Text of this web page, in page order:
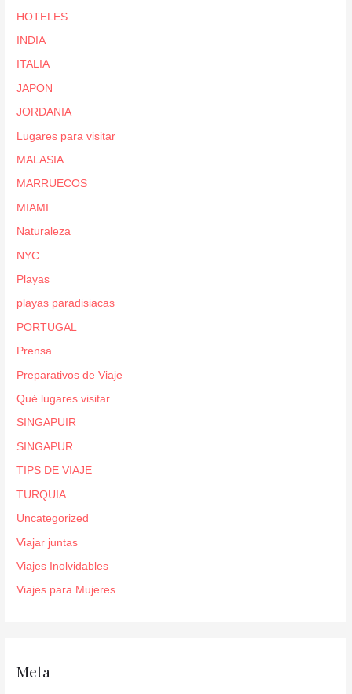
HOTELES
INDIA
ITALIA
JAPON
JORDANIA
Lugares para visitar
MALASIA
MARRUECOS
MIAMI
Naturaleza
NYC
Playas
playas paradisiacas
PORTUGAL
Prensa
Preparativos de Viaje
Qué lugares visitar
SINGAPUIR
SINGAPUR
TIPS DE VIAJE
TURQUIA
Uncategorized
Viajar juntas
Viajes Inolvidables
Viajes para Mujeres
Meta